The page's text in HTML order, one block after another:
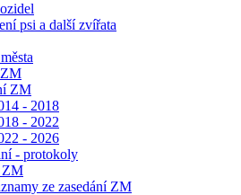
psi a další zvířata
ZM
- 2018
- 2022
- 2026
- protokoly
ZM
ze zasedání ZM